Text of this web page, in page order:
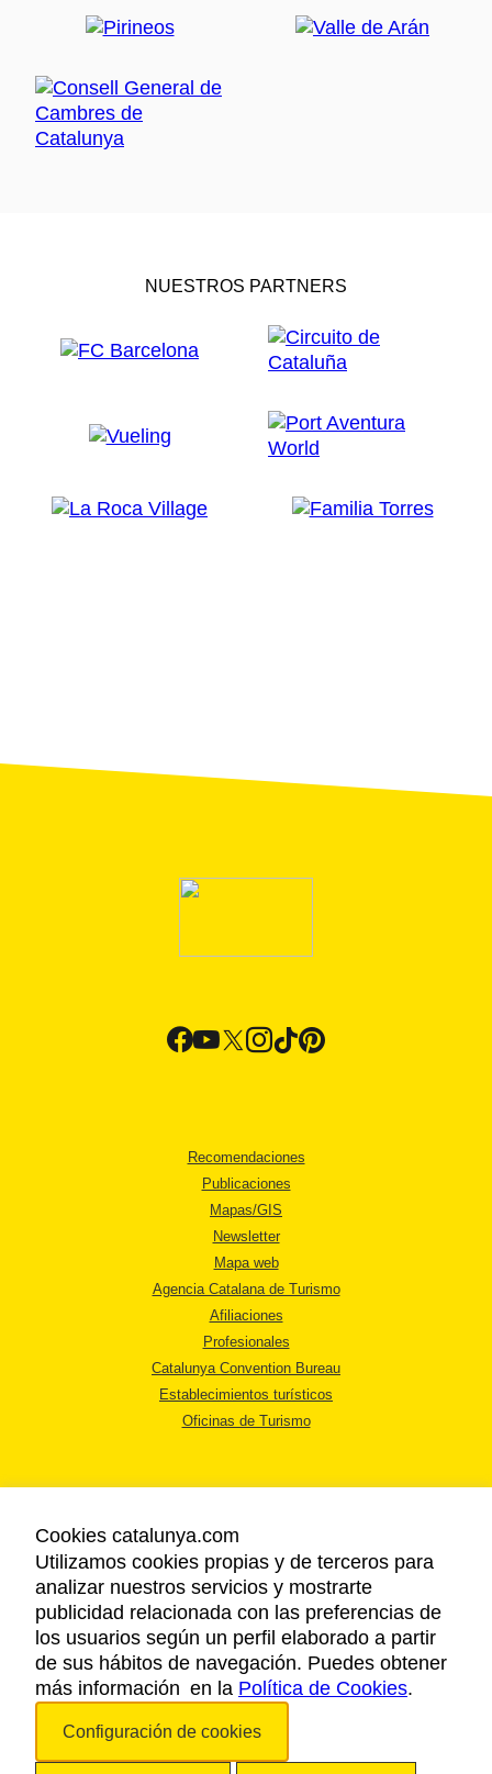
NUESTROS PARTNERS
Recomendaciones
Publicaciones
Mapas/GIS
Newsletter
Mapa web
Agencia Catalana de Turismo
Afiliaciones
Profesionales
Catalunya Convention Bureau
Establecimientos turísticos
Oficinas de Turismo
AVISO LEGAL
POLÍTICA DE PRIVACIDAD
COOKIES
ACCESSIBILIDAD
Copyright © 2026. Agencia Catalana de Turismo. Todos los derechos
Cookies catalunya.com
Utilizamos cookies propias y de terceros para
analizar nuestros servicios y mostrarte
publicidad relacionada con las preferencias de
los usuarios según un perfil elaborado a partir
de sus hábitos de navegación. Puedes obtener
más información en la Política de Cookies.
Configuración de cookies